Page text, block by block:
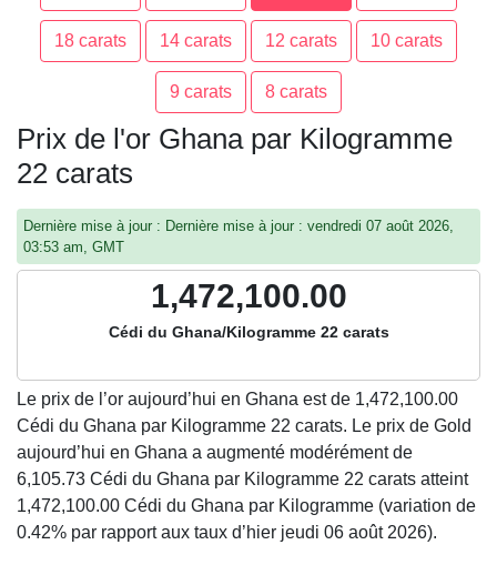
18 carats 14 carats 12 carats 10 carats
9 carats 8 carats
Prix de l'or Ghana par Kilogramme
22 carats
Dernière mise à jour : Dernière mise à jour : vendredi 07 août 2026,
03:53 am, GMT
1,472,100.00
Cédi du Ghana/Kilogramme 22 carats
Le prix de l’or aujourd’hui en Ghana est de 1,472,100.00
Cédi du Ghana par Kilogramme 22 carats. Le prix de Gold
aujourd’hui en Ghana a augmenté modérément de
6,105.73 Cédi du Ghana par Kilogramme 22 carats atteint
1,472,100.00 Cédi du Ghana par Kilogramme (variation de
0.42% par rapport aux taux d’hier jeudi 06 août 2026).